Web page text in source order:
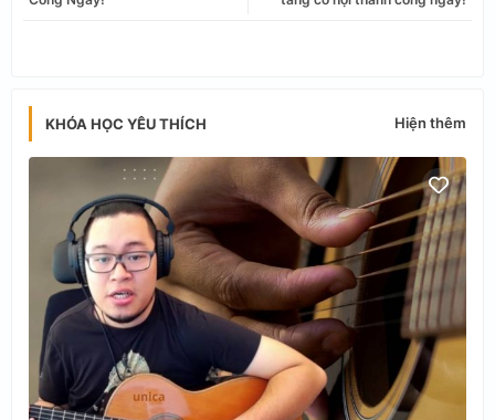
KHÓA HỌC YÊU THÍCH Hiện thêm